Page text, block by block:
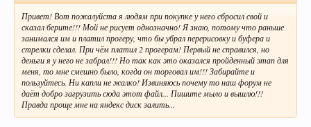
Привет! Вот пожалуйста я людям при покупке у него сбросил свой и
сказал берите!!! Мой не рисует однозначно! Я знаю, потому что раньше
занимался им и платил прогеру, что бы убрал перерисовку и буфера и
стрелки сделал. При чём платил 2 прогерам! Первый не справился, но
деньги я у него не забрал!!! Но так как это оказался пройденный этап для
меня, то мне смешно было, когда он торговал им!!! Забирайте и
пользуйтесь. Ни капли не жалко! Извиняюсь почему то наш форум не
даёт добро загрузить сюда этот файл... Пишите мыло и вышлю!!!
Правда проще мне на яндекс диск залить...